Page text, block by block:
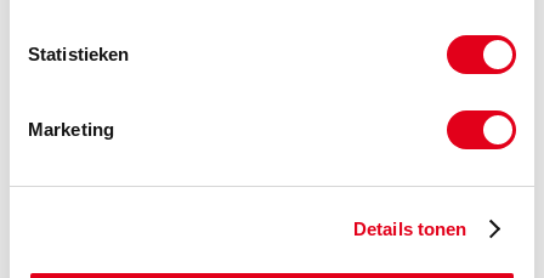
Statistieken
Marketing
Details tonen